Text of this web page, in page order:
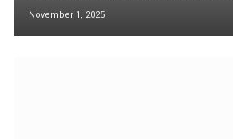
November 1, 2025